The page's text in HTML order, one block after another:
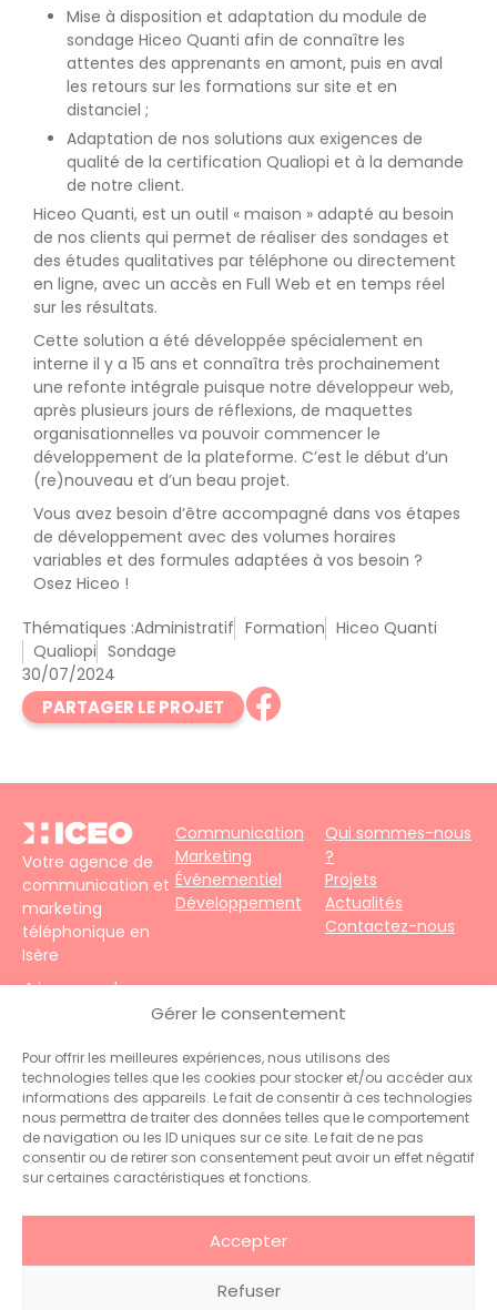
Gérer le consentement
Pour offrir les meilleures expériences, nous utilisons des
technologies telles que les cookies pour stocker et/ou accéder aux
informations des appareils. Le fait de consentir à ces technologies
nous permettra de traiter des données telles que le comportement
de navigation ou les ID uniques sur ce site. Le fait de ne pas
consentir ou de retirer son consentement peut avoir un effet négatif
sur certaines caractéristiques et fonctions.
Accepter
Refuser
Mise à disposition et adaptation du module de
sondage Hiceo Quanti afin de connaître les
attentes des apprenants en amont, puis en aval
les retours sur les formations sur site et en
distanciel ;
Adaptation de nos solutions aux exigences de
qualité de la certification Qualiopi et à la demande
de notre client.
Hiceo Quanti, est un outil « maison » adapté au besoin
de nos clients qui permet de réaliser des sondages et
des études qualitatives par téléphone ou directement
en ligne, avec un accès en Full Web et en temps réel
sur les résultats.
Cette solution a été développée spécialement en
interne il y a 15 ans et connaîtra très prochainement
une refonte intégrale puisque notre développeur web,
après plusieurs jours de réflexions, de maquettes
organisationnelles va pouvoir commencer le
développement de la plateforme. C’est le début d’un
(re)nouveau et d’un beau projet.
Vous avez besoin d’être accompagné dans vos étapes
de développement avec des volumes horaires
variables et des formules adaptées à vos besoin ?
Osez Hiceo !
Thématiques :Administratif Formation Hiceo Quanti
Qualiopi Sondage
30/07/2024
PARTAGER LE PROJET
Votre agence de
communication et
marketing
téléphonique en
Isère
4 impasse du
Faubourg – 38690
Téléphone :+33
(0)4 76 31 06 10
Contact :
administration@hiceo.fr
Communication
Marketing
Événementiel
Développement
Qui sommes-nous
?
Projets
Actualités
Contactez-nous